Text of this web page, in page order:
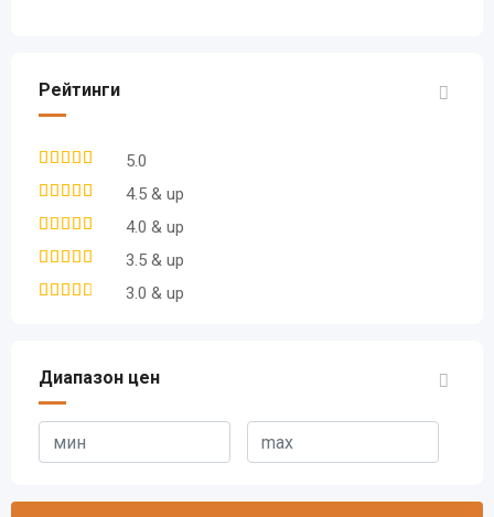
Рейтинги
5.0
4.5 & up
4.0 & up
3.5 & up
3.0 & up
Диапазон цен